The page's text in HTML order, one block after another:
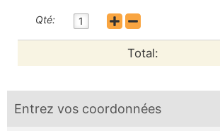
Qté: 1
Total:
Entrez vos coordonnées